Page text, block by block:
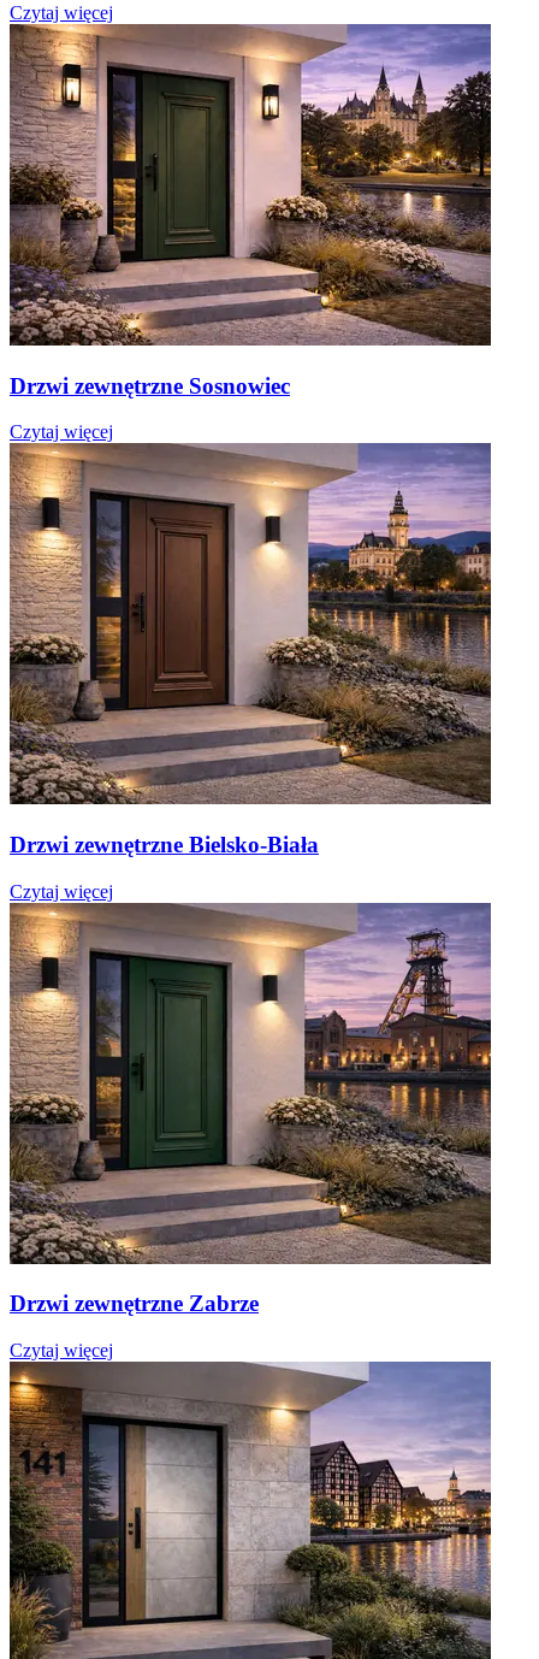
Czytaj więcej
Drzwi zewnętrzne Sosnowiec
Czytaj więcej
Drzwi zewnętrzne Bielsko-Biała
Czytaj więcej
Drzwi zewnętrzne Zabrze
Czytaj więcej